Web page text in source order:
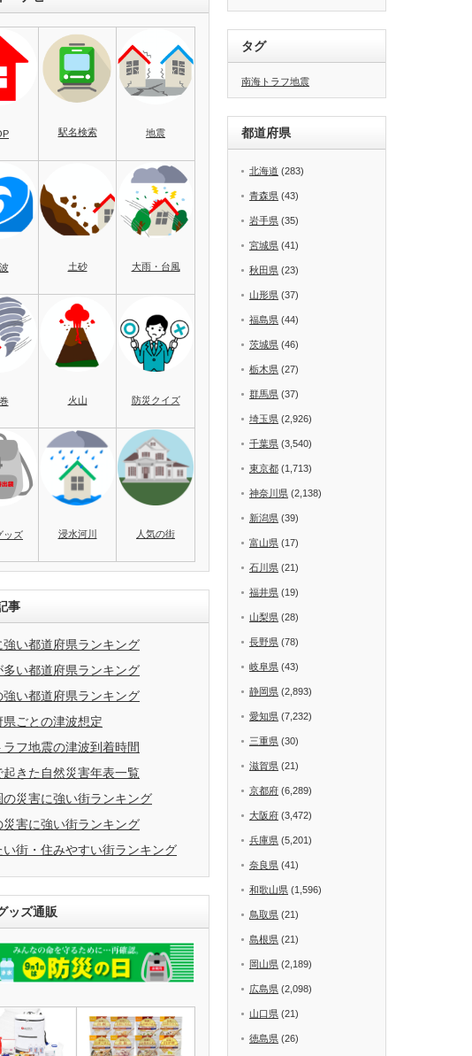
駅名検索 地震
土砂 大雨・台風
火山 防災クイズ
ッズ 浸水河川 人気の街
事
強い都道府県ランキング
多い都道府県ランキング
強い都道府県ランキング
県ごとの津波想定
ラフ地震の津波到着時間
起きた自然災害年表一覧
の災害に強い街ランキング
災害に強い街ランキング
い街・住みやすい街ランキング
ッズ通販
タグ
南海トラフ地震
都道府県
北海道 (283)
青森県 (43)
岩手県 (35)
宮城県 (41)
秋田県 (23)
山形県 (37)
福島県 (44)
茨城県 (46)
栃木県 (27)
群馬県 (37)
埼玉県 (2,926)
千葉県 (3,540)
東京都 (1,713)
神奈川県 (2,138)
新潟県 (39)
富山県 (17)
石川県 (21)
福井県 (19)
山梨県 (28)
長野県 (78)
岐阜県 (43)
静岡県 (2,893)
愛知県 (7,232)
三重県 (30)
滋賀県 (21)
京都府 (6,289)
大阪府 (3,472)
兵庫県 (5,201)
奈良県 (41)
和歌山県 (1,596)
鳥取県 (21)
島根県 (21)
岡山県 (2,189)
広島県 (2,098)
山口県 (21)
徳島県 (26)